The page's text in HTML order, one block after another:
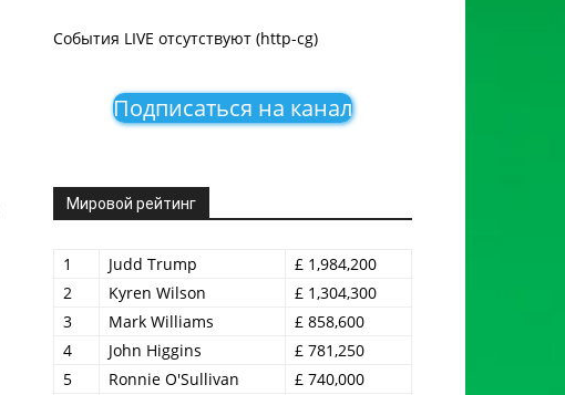
События LIVE отсутствуют (http-cg)
Подписаться на канал
Мировой рейтинг
1 Judd Trump
£ 1,984,200
2
Kyren Wilson
£ 1,304,300
3
Mark Williams
£ 858,600
4
John Higgins
£ 781,250
5
Ronnie O'Sullivan
£ 740,000